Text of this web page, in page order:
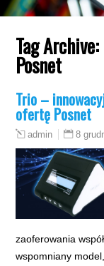
Tag Archive:
Posnet
Trio –
ofertę Posnet
admin 8
zaoferowania
wspomniany